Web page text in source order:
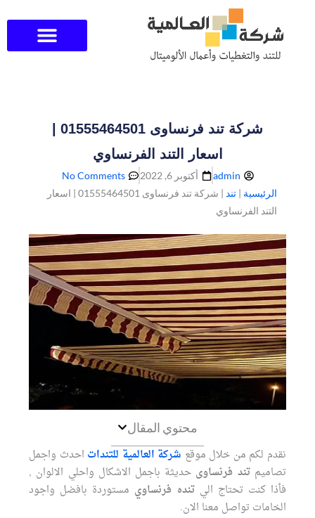
المحتوى
اسعار التند الفرنساوي
admin أكتوبر 6, 2022
No Comments
الرئيسية | تند |
شركة تند فرنساوى 01555464501 | اسعار
التند الفرنساوي
محتوي المقال
نقدم لكم من خلال موقع شركة العالمية للتندات احدث واجمل
تصاميمتند فرنساوى حديثة باجمل الاشكال واحلي الالوان ,
فأذا كنت تحتاج الي تنده فرنساوي مستوردة بافضل واجود
الخامات تواصل معنا الان.